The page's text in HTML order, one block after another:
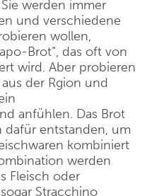
werden immer
und verschiedene
wollen,
Brot“, das oft von
wird. Aber probieren
der Rgion und
anfühlen. Das Brot
dafür entstanden, um
kombiniert
werden
Fleisch oder
Stracchino